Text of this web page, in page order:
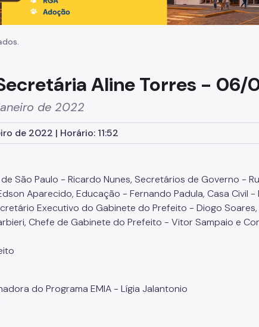
Aline Torres - 06/
de 2022
de 2022 | Horário: 11:52
São Paulo - Ricardo Nunes, Secretários de Governo -
Aparecido, Educação - Fernando Padula, Casa Civil
Executivo do Gabinete do Prefeito - Diogo
Chefe de Gabinete do Prefeito - Vitor Sampaio e
do Programa EMIA - Lígia Jalantonio